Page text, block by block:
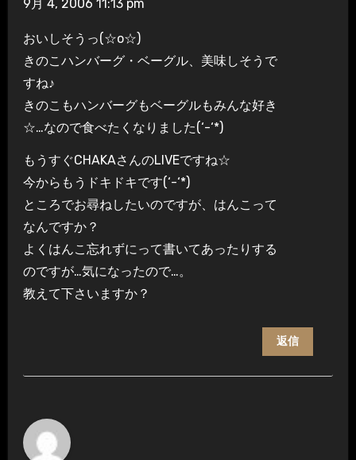
9月 4, 2006 11:13 pm
おいしそうっ(☆o☆)
きのこハンバーグ・ベーグル、美味しそうで
すね♪
きのこもハンバーグもベーグルもみんな好き
☆…なので食べたくなりました(‘-‘*)
もうすぐCHAKAさんのLIVEですね☆
今からもうドキドキです(‘-‘*)
ところでお尋ねしたいのですが、はんこって
なんですか？
よくはんこ忘れずにって書いてあったりする
のですが…気になったので…。
教えて下さいますか？
返信